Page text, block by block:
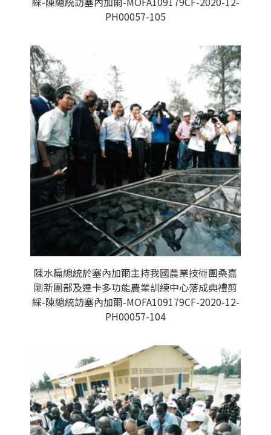
PH00057-105
陳水扁總統於塞內加爾主持我國農業技術團桑嘉
剛新團部及達卡多功能農業訓練中心落成典禮剪
綵-陳總統訪塞內加爾-MOFA109179CF-2020-12-
PH00057-104